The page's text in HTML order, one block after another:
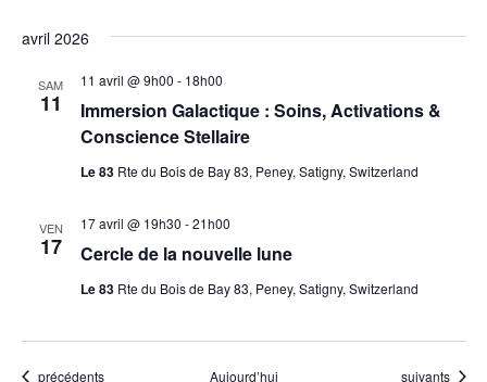
avril 2026
SAM
11
Immersion Galactique : Soins, Activations &
Conscience Stellaire
11 avril @ 9h00 - 18h00
Le 83 Rte du Bois de Bay 83, Peney, Satigny, Switzerland
VEN
17 Cercle de la nouvelle lune
17 avril @ 19h30 -21h00
Le 83 Rte du Bois de Bay 83, Peney, Satigny, Switzerland
Évènements
précédents Aujourd’hui Évènements
suivants